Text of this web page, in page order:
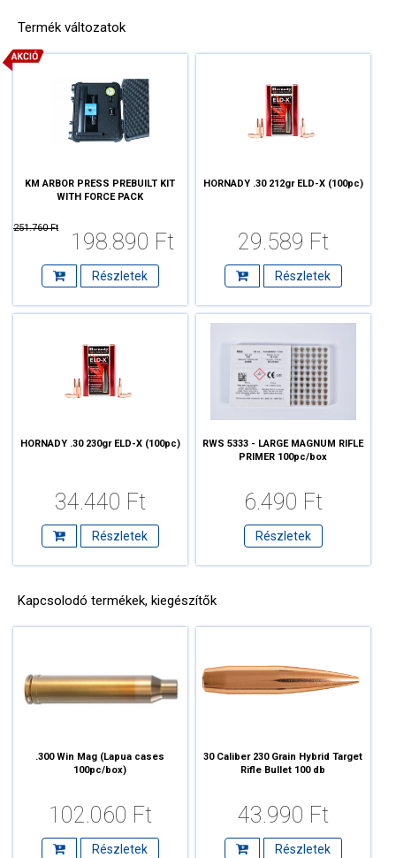
Termék változatok
KM ARBOR PRESS PREBUILT KIT
WITH FORCE PACK
251.760 Ft
198.890 Ft
Részletek
HORNADY .30 212gr ELD-X (100pc)
29.589 Ft
Részletek
HORNADY .30 230gr ELD-X (100pc)
34.440 Ft
Részletek
RWS 5333 - LARGE MAGNUM RIFLE
PRIMER 100pc/box
6.490 Ft
Részletek
Kapcsolodó termékek, kiegészítők
.300 Win Mag (Lapua cases
100pc/box)
102.060 Ft
Részletek
30 Caliber 230 Grain Hybrid Target
Rifle Bullet 100 db
43.990 Ft
Részletek